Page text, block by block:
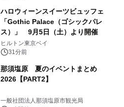
ハロウィーンスイーツビュッフェ
「Gothic Palace（ゴシックパレ
ス）」 9月5日（土）より開催
ヒルトン東京ベイ
31分前
那須塩原 夏のイベントまとめ
2026【PART2】
一般社団法人那須塩原市観光局